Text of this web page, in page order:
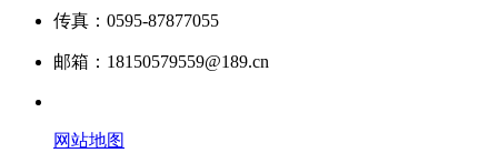
传真：0595-87877055
邮箱：18150579559@189.cn
网站地图